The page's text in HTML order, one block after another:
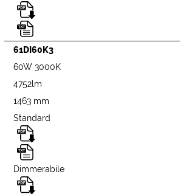
61DI60K3
60W 3000K
4752lm
1463 mm
Standard
Dimmerabile